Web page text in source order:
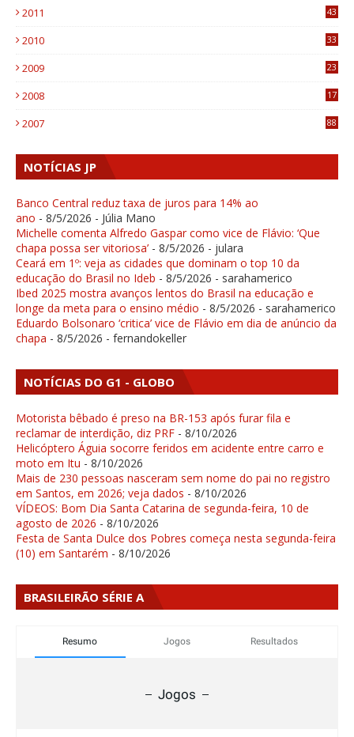
2011
43
2010
33
2009
23
2008
17
2007 88
NOTÍCIAS JP
Banco Central reduz taxa de juros para 14% ao
ano - 8/5/2026 - Júlia Mano
Michelle comenta Alfredo Gaspar como vice de Flávio: ‘Que
chapa possa ser vitoriosa’ - 8/5/2026 - julara
Ceará em 1º: veja as cidades que dominam o top 10 da
educação do Brasil no Ideb - 8/5/2026 - sarahamerico
Ibed 2025 mostra avanços lentos do Brasil na educação e
longe da meta para o ensino médio - 8/5/2026 - sarahamerico
Eduardo Bolsonaro ‘critica’ vice de Flávio em dia de anúncio da
chapa - 8/5/2026 - fernandokeller
NOTÍCIAS DO G1 - GLOBO
Motorista bêbado é preso na BR-153 após furar fila e
reclamar de interdição, diz PRF - 8/10/2026
Helicóptero Águia socorre feridos em acidente entre carro e
moto em Itu - 8/10/2026
Mais de 230 pessoas nasceram sem nome do pai no registro
em Santos, em 2026; veja dados - 8/10/2026
VÍDEOS: Bom Dia Santa Catarina de segunda-feira, 10 de
agosto de 2026 - 8/10/2026
Festa de Santa Dulce dos Pobres começa nesta segunda-feira
(10) em Santarém - 8/10/2026
BRASILEIRÃO SÉRIE A
Resumo Jogos Resultados
Jogos